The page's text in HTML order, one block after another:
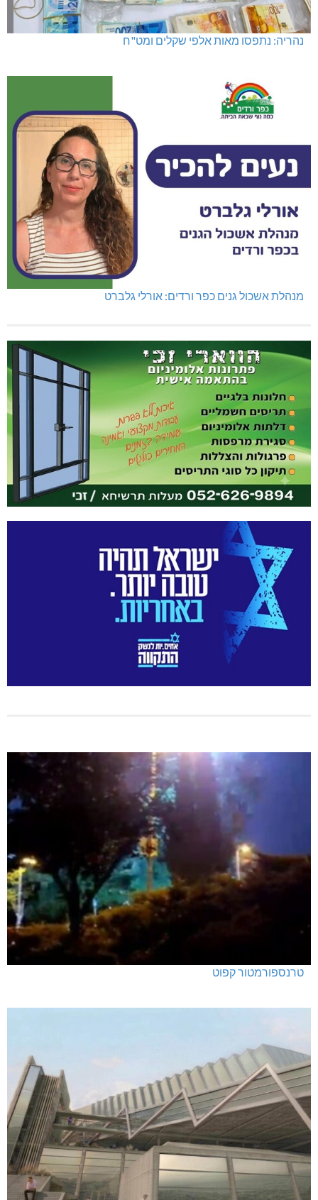
נהריה: נתפסו מאות אלפי שקלים ומט"ח
מנהלת אשכול גנים כפר ורדים: אורלי גלברט
טרנספורמטור קפוט